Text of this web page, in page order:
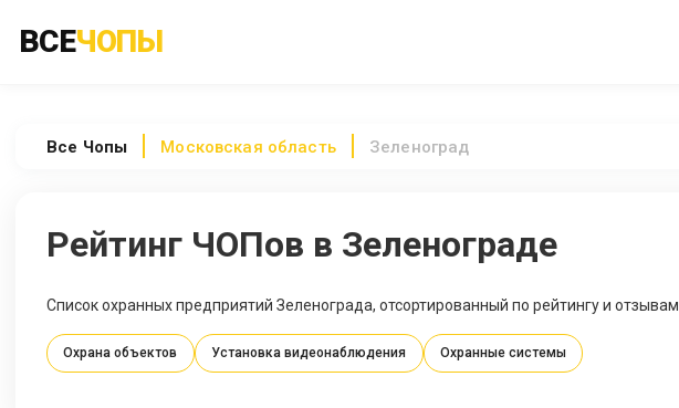
ВСЕЧОПЫ
Все Чопы Московская область Зеленоград
Рейтинг ЧОПов в Зеленограде
Список охранных предприятий Зеленограда, отсортированный по рейтингу и отзывам.
Охрана объектов Установка видеонаблюдения Охранные системы